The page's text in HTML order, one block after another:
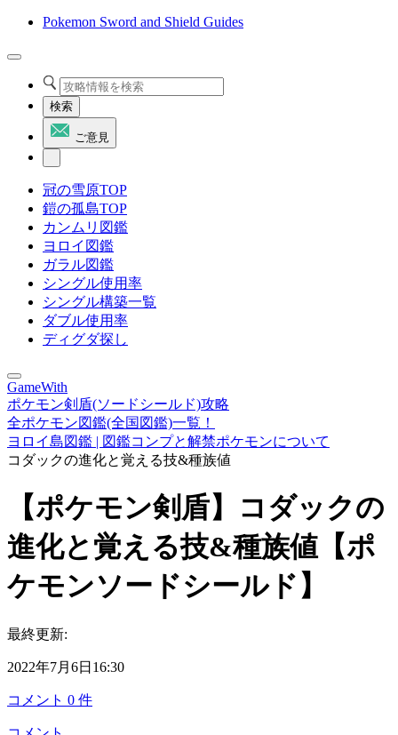
Pokemon Sword and Shield Guides
検索
ご意見
冠の雪原TOP
鎧の孤島TOP
カンムリ図鑑
ヨロイ図鑑
ガラル図鑑
シングル使用率
シングル構築一覧
ダブル使用率
ディグダ探し
GameWith
ポケモン剣盾(ソードシールド)攻略
全ポケモン図鑑(全国図鑑)一覧！
ヨロイ島図鑑 | 図鑑コンプと解禁ポケモンについて
コダックの進化と覚える技&種族値
【ポケモン剣盾】コダックの
進化と覚える技&種族値【ポ
ケモンソードシールド】
最終更新:
2022年7月6日16:30
コメント 0 件